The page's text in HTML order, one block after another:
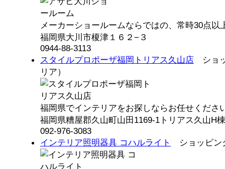
メーカーショールームならではの、常時30点以
福岡県大川市榎津１６２−３
0944-88-3113
スタイルプロポーザ福岡トリアス久山店 ショ
リア）
福岡県でインテリアをお探しならお任せくださ
福岡県糟屋郡久山町山田1169-1トリアス久山H
092-976-3083
インテリア照明器具 コハルライト
ショッピン